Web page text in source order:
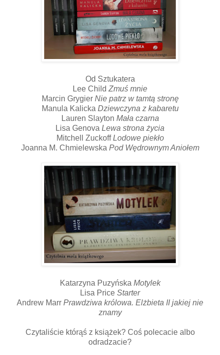
Od Sztukatera
Lee Child Zmuś mnie
Marcin Grygier Nie patrz w tamtą stronę
Manula Kalicka Dziewczyna z kabaretu
Lauren Slayton Mała czarna
Lisa Genova Lewa strona życia
Mitchell ZuckoffLodowe piekło
Joanna M. Chmielewska Pod Wędrownym Aniołem
Katarzyna Puzyńska Motylek
Lisa Price Starter
Andrew Marr Prawdziwa królowa. Elżbieta II jakiej nie
znamy
Czytaliście którąś z książek? Coś polecacie albo
odradzacie?